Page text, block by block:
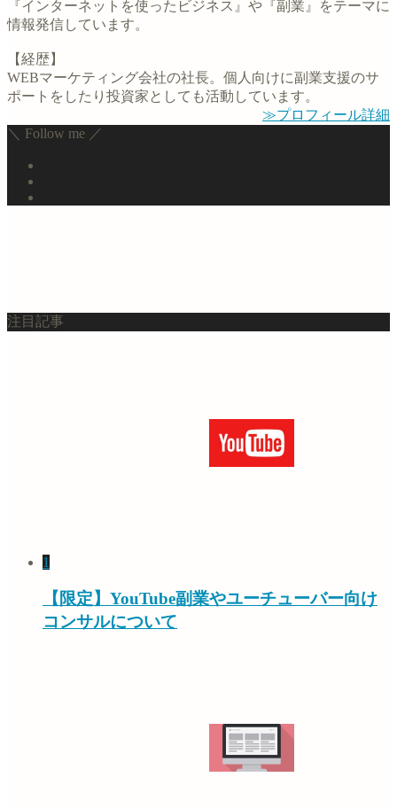
『インターネットを使ったビジネス』や『副業』をテーマに
情報発信しています。
【経歴】
WEBマーケティング会社の社長。個人向けに副業支援のサ
ポートをしたり投資家としても活動しています。
≫プロフィール詳細
＼ Follow me ／
注目記事
1
【限定】YouTube副業やユーチューバー向け
コンサルについて